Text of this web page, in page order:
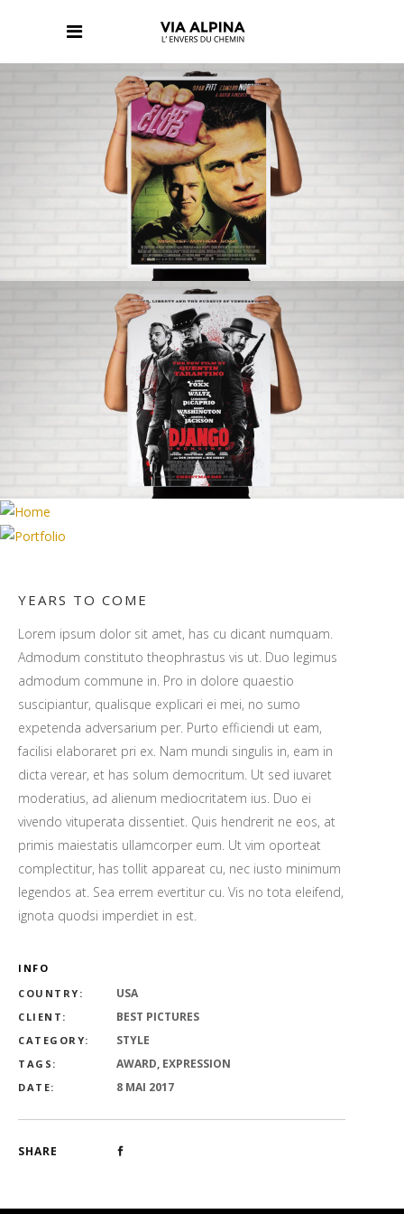
YEARS TO COME
Lorem ipsum dolor sit amet, has cu dicant numquam.
Admodum constituto theophrastus vis ut. Duo legimus
admodum commune in. Pro in dolore quaestio
suscipiantur, qualisque explicari ei mei, no sumo
expetenda adversarium per. Purto efficiendi ut eam,
facilisi elaboraret pri ex. Nam mundi singulis in, eam in
dicta verear, et has solum democritum. Ut sed iuvaret
moderatius, ad alienum mediocritatem ius. Duo ei
vivendo vituperata dissentiet. Quis hendrerit ne eos, at
primis maiestatis ullamcorper eum. Ut vim oporteat
complectitur, has tollit appareat cu, nec iusto minimum
legendos at. Sea errem evertitur cu. Vis no tota eleifend,
ignota quodsi imperdiet in est.
INFO
COUNTRY:
USA
CLIENT: BEST PICTURES
CATEGORY: STYLE
TAGS: AWARD, EXPRESSION
DATE: 8 MAI 2017
SHARE